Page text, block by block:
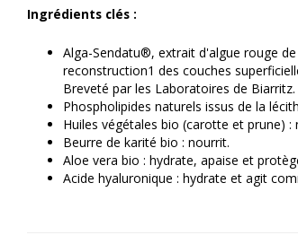
Ingrédients clés :
Alga-Sendatu®, extrait d'algue rouge
reconstruction1 des couches
Breveté par les Laboratoires de Biarritz.
Phospholipides naturels issus de la
Huiles végétales bio (carotte et prune) :
Beurre de karité bio : nourrit.
Aloe vera bio : hydrate, apaise et
Acide hyaluronique : hydrate et agit